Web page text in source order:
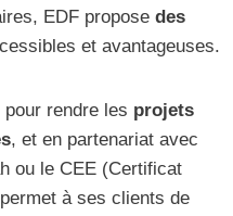
EDF propose des
et avantageuses.
rendre les projets
, et en partenariat avec
ou le CEE (Certificat
à ses clients de